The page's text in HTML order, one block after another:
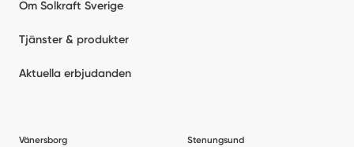
Om Solkraft Sverige
Tjänster & produkter
Aktuella erbjudanden
Vänersborg Stenungsund